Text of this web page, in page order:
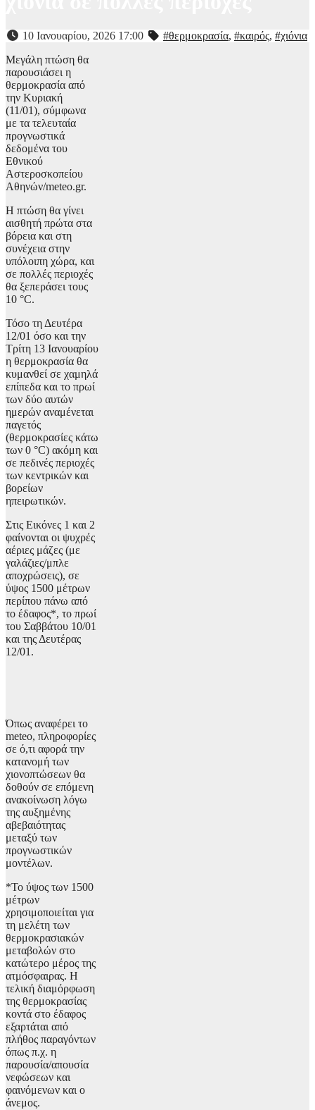
10 Ιανουαρίου, 2026 17:00 #θερμοκρασία, #καιρός, #χιόνια
Μεγάλη πτώση θα
παρουσιάσει η
θερμοκρασία από
την Κυριακή
(11/01), σύμφωνα
με τα τελευταία
προγνωστικά
δεδομένα του
Εθνικού
Αστεροσκοπείου
Αθηνών/meteo.gr.
Η πτώση θα γίνει
αισθητή πρώτα στα
βόρεια και στη
συνέχεια στην
υπόλοιπη χώρα, και
σε πολλές περιοχές
θα ξεπεράσει τους
10 °C.
Τόσο τη Δευτέρα
12/01 όσο και την
Τρίτη 13 Ιανουαρίου
η θερμοκρασία θα
κυμανθεί σε χαμηλά
επίπεδα και το πρωί
των δύο αυτών
ημερών αναμένεται
παγετός
(θερμοκρασίες κάτω
των 0 °C) ακόμη και
σε πεδινές περιοχές
των κεντρικών και
βορείων
ηπειρωτικών.
Στις Εικόνες 1 και 2
φαίνονται οι ψυχρές
αέριες μάζες (με
γαλάζιες/μπλε
αποχρώσεις), σε
ύψος 1500 μέτρων
περίπου πάνω από
το έδαφος*, το πρωί
του Σαββάτου 10/01
και της Δευτέρας
12/01.
Όπως αναφέρει το
meteo, πληροφορίες
σε ό,τι αφορά την
κατανομή των
χιονοπτώσεων θα
δοθούν σε επόμενη
ανακοίνωση λόγω
της αυξημένης
αβεβαιότητας
μεταξύ των
προγνωστικών
μοντέλων.
*Το ύψος των 1500
μέτρων
χρησιμοποιείται για
τη μελέτη των
θερμοκρασιακών
μεταβολών στο
κατώτερο μέρος της
ατμόσφαιρας. Η
τελική διαμόρφωση
της θερμοκρασίας
κοντά στο έδαφος
εξαρτάται από
πλήθος παραγόντων
όπως π.χ. η
παρουσία/απουσία
νεφώσεων και
φαινόμενων και ο
άνεμος.